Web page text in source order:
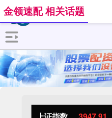
金领速配 相关话题